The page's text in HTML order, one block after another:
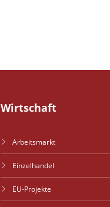
Wirtschaft
Arbeitsmarkt
Einzelhandel
EU-Projekte